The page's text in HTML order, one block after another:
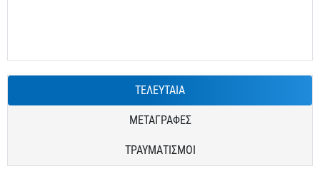
ΤΕΛΕΥΤΑΙΑ
ΜΕΤΑΓΡΑΦΕΣ
ΤΡΑΥΜΑΤΙΣΜΟΙ